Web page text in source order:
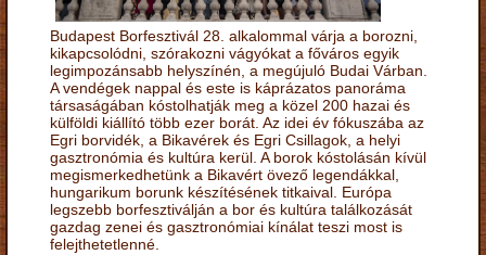
Budapest Borfesztivál 28. alkalommal várja a borozni,
kikapcsolódni, szórakozni vágyókat a főváros egyik
legimpozánsabb helyszínén, a megújuló Budai Várban.
A vendégek nappal és este is káprázatos panoráma
társaságában kóstolhatják meg a közel 200 hazai és
külföldi kiállító több ezer borát. Az idei év fókuszába az
Egri borvidék, a Bikavérek és Egri Csillagok, a helyi
gasztronómia és kultúra kerül. A borok kóstolásán kívül
megismerkedhetünk a Bikavért övező legendákkal,
hungarikum borunk készítésének titkaival. Európa
legszebb borfesztiválján a bor és kultúra találkozását
gazdag zenei és gasztronómiai kínálat teszi most is
felejthetetlenné.